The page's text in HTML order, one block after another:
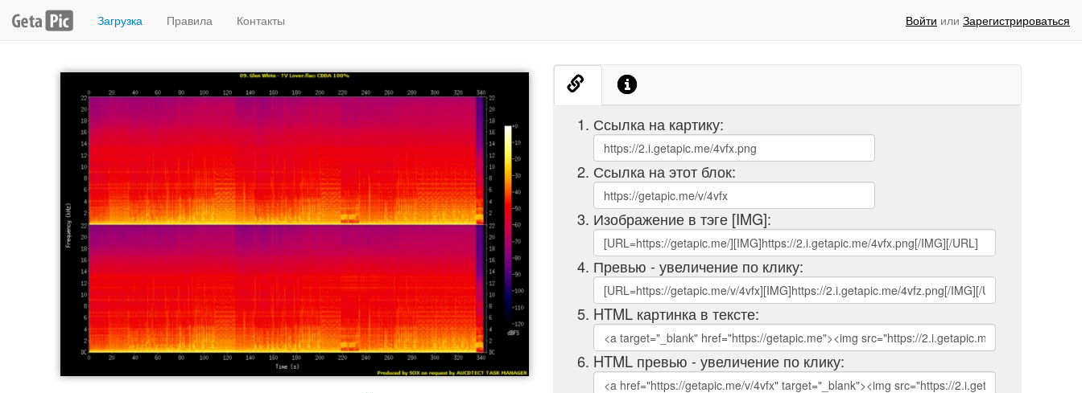
Загрузка Правила Контакты Войти или Зарегистрироваться
Ссылка на картику:
Ссылка на этот блок:
Изображение в тэге [IMG]:
Превью - увеличение по клику:
HTML картинка в тексте:
HTML превью - увеличение по клику: